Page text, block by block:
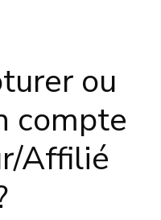
ou
compte
Affilié